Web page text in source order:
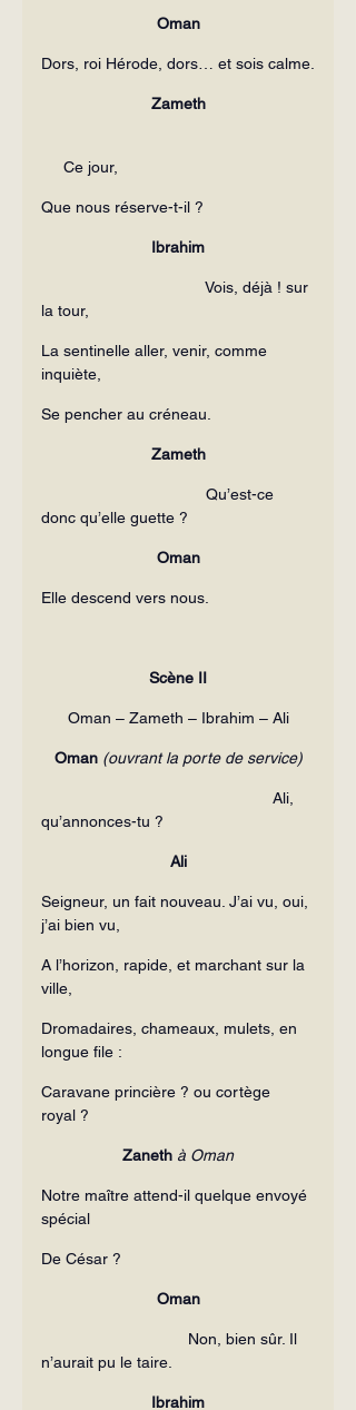
Oman
Dors, roi Hérode, dors… et sois calme.
Zameth
Ce jour,
Que nous réserve-t-il ?
Ibrahim
Vois, déjà ! sur
la tour,
La sentinelle aller, venir, comme
inquiète,
Se pencher au créneau.
Zameth
Qu’est-ce
donc qu’elle guette ?
Oman
Elle descend vers nous.
Scène II
Oman – Zameth – Ibrahim – Ali
Oman (ouvrant la porte de service)
Ali,
qu’annonces-tu ?
Ali
Seigneur, un fait nouveau. J’ai vu, oui,
j’ai bien vu,
A l’horizon, rapide, et marchant sur la
ville,
Dromadaires, chameaux, mulets, en
longue file :
Caravane princière ? ou cortège
royal ?
Zaneth à Oman
Notre maître attend-il quelque envoyé
spécial
De César ?
Oman
Non, bien sûr. Il
n’aurait pu le taire.
Ibrahim